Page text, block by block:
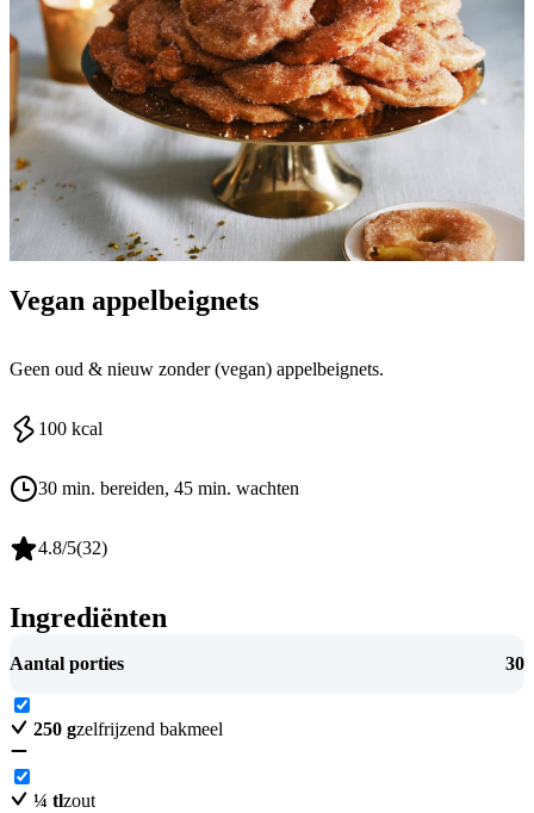
Vegan appelbeignets
Geen oud & nieuw zonder (vegan) appelbeignets.
100 kcal
30 min. bereiden, 45 min. wachten
4.8/5(32)
Ingrediënten
Aantal porties 30
250 gzelfrijzend bakmeel
¼ tlzout